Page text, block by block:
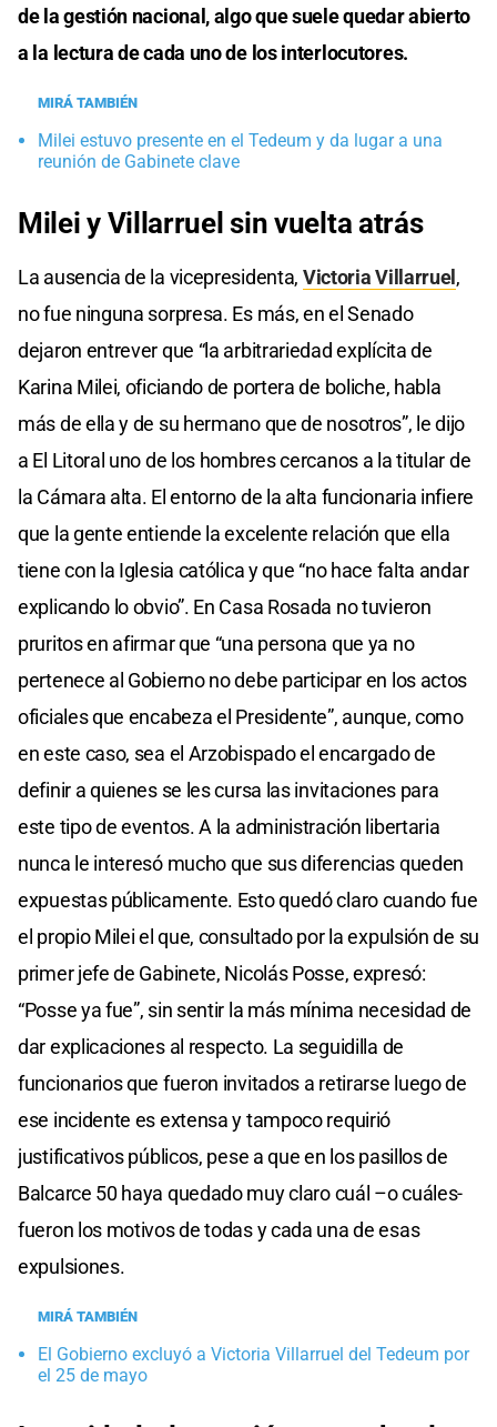
de la gestión nacional, algo que suele quedar abierto
a la lectura de cada uno de los interlocutores.
MIRÁ TAMBIÉN
Milei estuvo presente en el Tedeum y da lugar a una
reunión de Gabinete clave
Milei y Villarruel sin vuelta atrás
La ausencia de la vicepresidenta, Victoria Villarruel,
no fue ninguna sorpresa. Es más, en el Senado
dejaron entrever que “la arbitrariedad explícita de
Karina Milei, oficiando de portera de boliche, habla
más de ella y de su hermano que de nosotros”, le dijo
a El Litoral uno de los hombres cercanos a la titular de
la Cámara alta. El entorno de la alta funcionaria infiere
que la gente entiende la excelente relación que ella
tiene con la Iglesia católica y que “no hace falta andar
explicando lo obvio”. En Casa Rosada no tuvieron
pruritos en afirmar que “una persona que ya no
pertenece al Gobierno no debe participar en los actos
oficiales que encabeza el Presidente”, aunque, como
en este caso, sea el Arzobispado el encargado de
definir a quienes se les cursa las invitaciones para
este tipo de eventos. A la administración libertaria
nunca le interesó mucho que sus diferencias queden
expuestas públicamente. Esto quedó claro cuando fue
el propio Milei el que, consultado por la expulsión de su
primer jefe de Gabinete, Nicolás Posse, expresó:
“Posse ya fue”, sin sentir la más mínima necesidad de
dar explicaciones al respecto. La seguidilla de
funcionarios que fueron invitados a retirarse luego de
ese incidente es extensa y tampoco requirió
justificativos públicos, pese a que en los pasillos de
Balcarce 50 haya quedado muy claro cuál –o cuáles-
fueron los motivos de todas y cada una de esas
expulsiones.
MIRÁ TAMBIÉN
El Gobierno excluyó a Victoria Villarruel del Tedeum por
el 25 de mayo